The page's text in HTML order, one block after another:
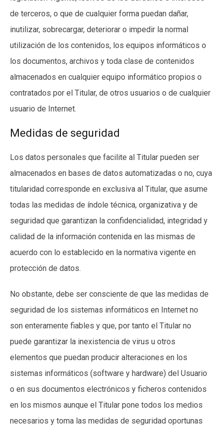
de terceros, o que de cualquier forma puedan dañar,
inutilizar, sobrecargar, deteriorar o impedir la normal
utilización de los contenidos, los equipos informáticos o
los documentos, archivos y toda clase de contenidos
almacenados en cualquier equipo informático propios o
contratados por el Titular, de otros usuarios o de cualquier
usuario de Internet.
Medidas de seguridad
Los datos personales que facilite al Titular pueden ser
almacenados en bases de datos automatizadas o no, cuya
titularidad corresponde en exclusiva al Titular, que asume
todas las medidas de índole técnica, organizativa y de
seguridad que garantizan la confidencialidad, integridad y
calidad de la información contenida en las mismas de
acuerdo con lo establecido en la normativa vigente en
protección de datos.
No obstante, debe ser consciente de que las medidas de
seguridad de los sistemas informáticos en Internet no
son enteramente fiables y que, por tanto el Titular no
puede garantizar la inexistencia de virus u otros
elementos que puedan producir alteraciones en los
sistemas informáticos (software y hardware) del Usuario
o en sus documentos electrónicos y ficheros contenidos
en los mismos aunque el Titular pone todos los medios
necesarios y toma las medidas de seguridad oportunas